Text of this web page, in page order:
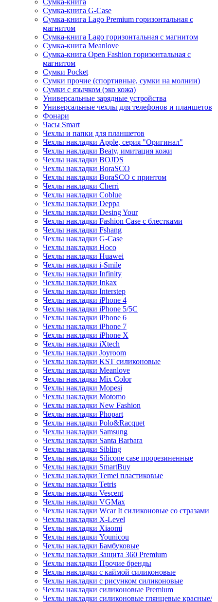
Сумка-книга G-Case
Сумка-книга Lago Premium горизонтальная с
магнитом
Сумка-книга Lago горизонтальная с магнитом
Сумка-книга Meanlove
Сумка-книга Open Fashion горизонтальная с
магнитом
Сумки Pocket
Сумки прочие (спортивные, сумки на молнии)
Сумки с язычком (эко кожа)
Универсальные зарядные устройства
Универсальные чехлы для телефонов и планшетов
Фонари
Часы Smart
Чехлы и папки для планшетов
Чехлы накладки Apple, серия "Оригинал"
Чехлы накладки Beaty, имитация кожи
Чехлы накладки BOJDS
Чехлы накладки BoraSCO
Чехлы накладки BoraSCO с принтом
Чехлы накладки Cherri
Чехлы накладки Coblue
Чехлы накладки Deppa
Чехлы накладки Desing Your
Чехлы накладки Fashion Case с блестками
Чехлы накладки Fshang
Чехлы накладки G-Case
Чехлы накладки Hoco
Чехлы накладки Huawei
Чехлы накладки i-Smile
Чехлы накладки Infinity
Чехлы накладки Inkax
Чехлы накладки Interstep
Чехлы накладки iPhone 4
Чехлы накладки iPhone 5/5С
Чехлы накладки iPhone 6
Чехлы накладки iPhone 7
Чехлы накладки iPhone X
Чехлы накладки iXtech
Чехлы накладки Joyroom
Чехлы накладки KST силиконовые
Чехлы накладки Meanlove
Чехлы накладки Mix Color
Чехлы накладки Mopesi
Чехлы накладки Motomo
Чехлы накладки New Fashion
Чехлы накладки Phopart
Чехлы накладки Polo&Racquet
Чехлы накладки Samsung
Чехлы накладки Santa Barbara
Чехлы накладки Sibling
Чехлы накладки Silicone case прорезиненные
Чехлы накладки SmartBuy
Чехлы накладки Temei пластиковые
Чехлы накладки Tetris
Чехлы накладки Vescent
Чехлы накладки VGMax
Чехлы накладки Wcar It силиконовые со стразами
Чехлы накладки X-Level
Чехлы накладки Xiaomi
Чехлы накладки Younicou
Чехлы накладки Бамбуковые
Чехлы накладки Защита 360 Premium
Чехлы накладки Прочие бренды
Чехлы накладки с каймой силиконовые
Чехлы накладки с рисунком силиконовые
Чехлы накладки силиконовые Premium
Чехлы накладки силиконовые глянцевые красные/